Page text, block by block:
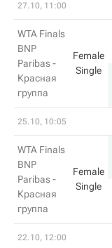
27.10, 11:00
WTA Finals
BNP
Paribas -
Красная
группа
Female
Single
25.10, 10:05
WTA Finals
BNP
Paribas -
Красная
группа
Female
Single
22.10, 12:00